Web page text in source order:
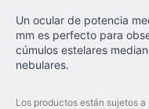
Un ocular de potencia
mm es perfecto para
cúmulos estelares
nebulares.
Los productos están sujetos